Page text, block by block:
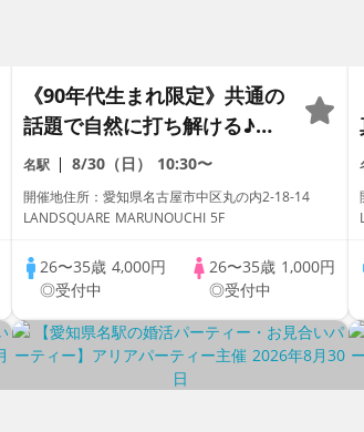
《90年代生まれ限定》共通の
話題で自然に打ち解ける♪必
ず全員と話せる安心進行！
名駅 8/30（日） 10:30〜
開催地住所：愛知県名古屋市中区丸の内2-18-14
LANDSQUARE MARUNOUCHI 5F
26〜35歳 4,000円
◎受付中
26〜35歳 1,000円
◎受付中